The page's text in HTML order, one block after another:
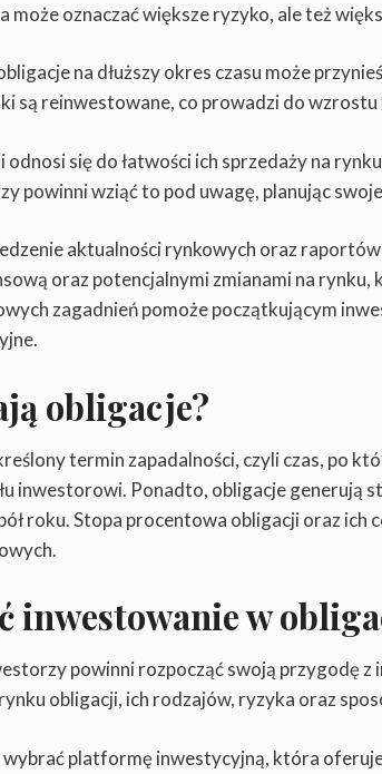
może oznaczać większe ryzyko, ale też
na dłuższy okres czasu może
są reinwestowane, co prowadzi do wzrostu
odnosi się do łatwości ich sprzedaży na
powinni wziąć to pod uwagę, planując
aktualności rynkowych oraz
oraz potencjalnymi zmianami na
zagadnień pomoże początkującym
obligacje?
termin zapadalności, czyli czas, po
inwestorowi. Ponadto, obligacje generują
roku. Stopa procentowa obligacji oraz ich
inwestowanie w
powinni rozpocząć swoją przygodę
obligacji, ich rodzajów, ryzyka oraz
wybrać platformę inwestycyjną, która